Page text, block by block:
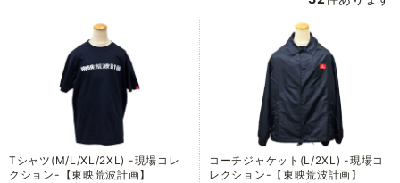
Tシャツ(M/L/XL/2XL) -現場コレ
クション-【東映荒波計画】
コーチジャケット(L/2XL) -現場コ
レクション-【東映荒波計画】